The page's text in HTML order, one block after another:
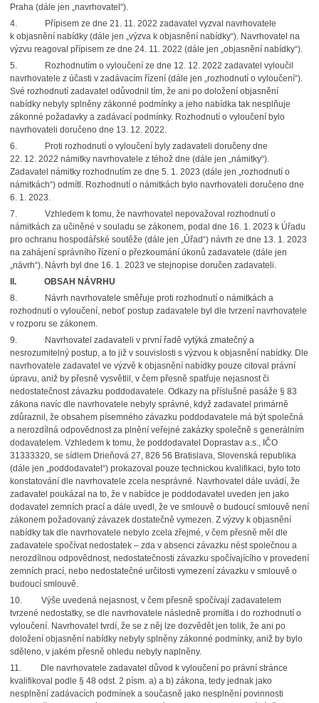
Praha (dále jen „navrhovatel“).
4. Přípisem ze dne 21. 11. 2022 zadavatel vyzval navrhovatele
k objasnění nabídky (dále jen „výzva k objasnění nabídky“). Navrhovatel na
výzvu reagoval přípisem ze dne 24. 11. 2022 (dále jen „objasnění nabídky“).
5. Rozhodnutím o vyloučení ze dne 12. 12. 2022 zadavatel vyloučil
navrhovatele z účasti v zadávacím řízení (dále jen „rozhodnutí o vyloučení“).
Své rozhodnutí zadavatel odůvodnil tím, že ani po doložení objasnění
nabídky nebyly splněny zákonné podmínky a jeho nabídka tak nesplňuje
zákonné požadavky a zadávací podmínky. Rozhodnutí o vyloučení bylo
navrhovateli doručeno dne 13. 12. 2022.
6. Proti rozhodnutí o vyloučení byly zadavateli doručeny dne
22. 12. 2022 námitky navrhovatele z téhož dne (dále jen „námitky“).
Zadavatel námitky rozhodnutím ze dne 5. 1. 2023 (dále jen „rozhodnutí o
námitkách“) odmítl. Rozhodnutí o námitkách bylo navrhovateli doručeno dne
6. 1. 2023.
7. Vzhledem k tomu, že navrhovatel nepovažoval rozhodnutí o
námitkách za učiněné v souladu se zákonem, podal dne 16. 1. 2023 k Úřadu
pro ochranu hospodářské soutěže (dále jen „Úřad“) návrh ze dne 13. 1. 2023
na zahájení správního řízení o přezkoumání úkonů zadavatele (dále jen
„návrh“). Návrh byl dne 16. 1. 2023 ve stejnopise doručen zadavateli.
II. OBSAH NÁVRHU
8. Návrh navrhovatele směřuje proti rozhodnutí o námitkách a
rozhodnutí o vyloučení, neboť postup zadavatele byl dle tvrzení navrhovatele
v rozporu se zákonem.
9. Navrhovatel zadavateli v první řadě vytýká zmatečný a
nesrozumitelný postup, a to již v souvislosti s výzvou k objasnění nabídky. Dle
navrhovatele zadavatel ve výzvě k objasnění nabídky pouze citoval právní
úpravu, aniž by přesně vysvětlil, v čem přesně spatřuje nejasnost či
nedostatečnost závazku poddodavatele. Odkazy na příslušné pasáže § 83
zákona navíc dle navrhovatele nebyly správné, když zadavatel primárně
zdůraznil, že obsahem písemného závazku poddodavatele má být společná
a nerozdílná odpovědnost za plnění veřejné zakázky společně s generálním
dodavatelem. Vzhledem k tomu, že poddodavatel Doprastav a.s., IČO
31333320, se sídlem Drieňová 27, 826 56 Bratislava, Slovenská republika
(dále jen „poddodavatel“) prokazoval pouze technickou kvalifikaci, bylo toto
konstatování dle navrhovatele zcela nesprávné. Navrhovatel dále uvádí, že
zadavatel poukázal na to, že v nabídce je poddodavatel uveden jen jako
dodavatel zemních prací a dále uvedl, že ve smlouvě o budoucí smlouvě není
zákonem požadovaný závazek dostatečně vymezen. Z výzvy k objasnění
nabídky tak dle navrhovatele nebylo zcela zřejmé, v čem přesně měl dle
zadavatele spočívat nedostatek – zda v absenci závazku nést společnou a
nerozdílnou odpovědnost, nedostatečnosti závazku spočívajícího v provedení
zemních prací, nebo nedostatečné určitosti vymezení závazku v smlouvě o
budoucí smlouvě.
10. Výše uvedená nejasnost, v čem přesně spočívají zadavatelem
tvrzené nedostatky, se dle navrhovatele následně promítla i do rozhodnutí o
vyloučení. Navrhovatel tvrdí, že se z něj lze dozvědět jen tolik, že ani po
doložení objasnění nabídky nebyly splněny zákonné podmínky, aniž by bylo
sděleno, v jakém přesně ohledu nebyly naplněny.
11. Dle navrhovatele zadavatel důvod k vyloučení po právní stránce
kvalifikoval podle § 48 odst. 2 písm. a) a b) zákona, tedy jednak jako
nesplnění zadávacích podmínek a současně jako nesplnění povinnosti